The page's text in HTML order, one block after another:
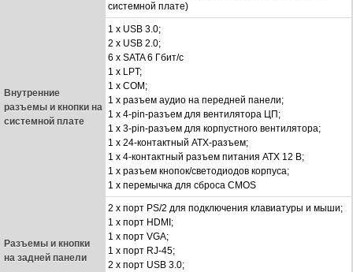
системной плате)
Внутренние
разъемы и кнопки на
системной плате
1 x USB 3.0;
2 x USB 2.0;
6 x SATA 6 Гбит/с
1 x LPT;
1 x COM;
1 x разъем аудио на передней панели;
1 x 4-pin-разъем для вентилятора ЦП;
1 x 3-pin-разъем для корпустного вентилятора;
1 x 24-контактный ATX-разъем;
1 x 4-контактный разъем питания ATX 12 В;
1 x разъем кнопок/светодиодов корпуса;
1 x перемычка для сброса CMOS
Разъемы и кнопки
на задней панели
2 x порт PS/2 для подключения клавиатуры и мыши;
1 x порт HDMI;
1 x порт VGA;
1 x порт RJ-45;
2 x порт USB 3.0;